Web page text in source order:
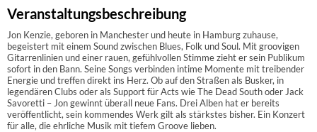
Veranstaltungsbeschreibung
Jon Kenzie, geboren in Manchester und heute in Hamburg zuhause,
begeistert mit einem Sound zwischen Blues, Folk und Soul. Mit groovigen
Gitarrenlinien und einer rauen, gefühlvollen Stimme zieht er sein Publikum
sofort in den Bann. Seine Songs verbinden intime Momente mit treibender
Energie und treffen direkt ins Herz. Ob auf den Straßen als Busker, in
legendären Clubs oder als Support für Acts wie The Dead South oder Jack
Savoretti – Jon gewinnt überall neue Fans. Drei Alben hat er bereits
veröffentlicht, sein kommendes Werk gilt als stärkstes bisher. Ein Konzert
für alle, die ehrliche Musik mit tiefem Groove lieben.